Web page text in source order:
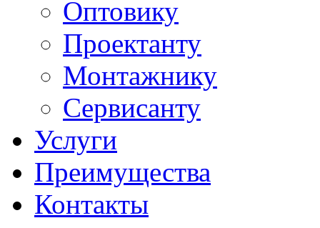
Оптовику
Проектанту
Монтажнику
Сервисанту
Услуги
Преимущества
Контакты